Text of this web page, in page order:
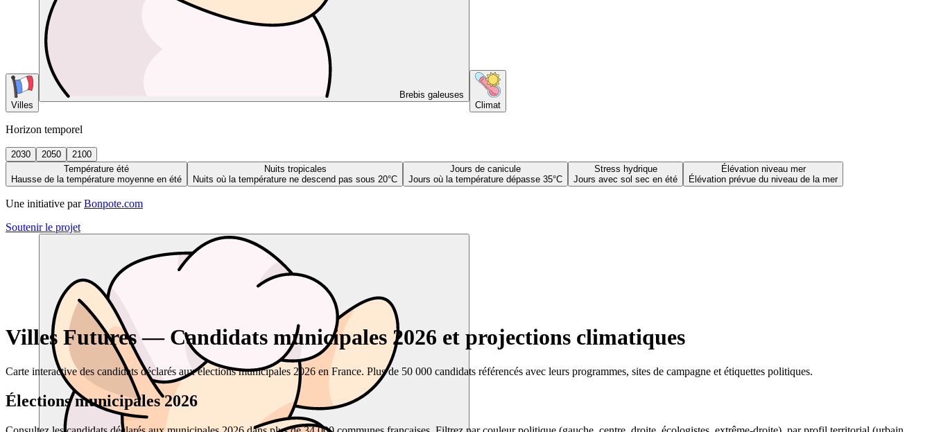
Villes
Brebis galeuses
Climat
Horizon temporel
2030 2050
2100
Température été
Hausse de la température moyenne en été
Nuits tropicales
Nuits où la température ne descend pas sous 20°C
Jours de canicule
Jours où la température dépasse 35°C
Stress hydrique
Jours avec sol sec en été
Élévation niveau mer
Élévation prévue du niveau de la mer
Une initiative par Bonpote.com
Soutenir le projet
Villes Futures — Candidats municipales 2026 et projections climatiques
Carte interactive des candidats déclarés aux élections municipales 2026 en France. Plus de 50 000 candidats référencés avec leurs programmes, sites de campagne et étiquettes politiques.
Élections municipales 2026